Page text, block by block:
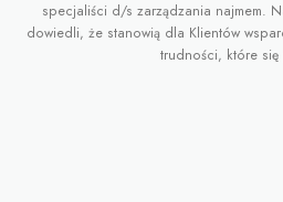
specjaliści d/s zarządzania najmem.
dowiedli, że stanowią dla Klientów
trudności, które się